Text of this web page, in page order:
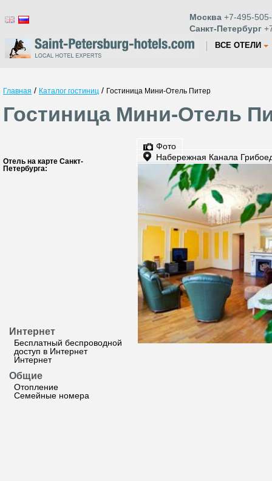
Москва +7-495-
Санкт-Петербург
ВСЕ ОТЕЛИ
Главная / Каталог гостиниц / Гостиница Мини-Отель Питер
Гостиница Мини-Отель
Отель на карте Санкт-
Петербурга:
Интернет
Бесплатный беспроводной
доступ в Интернет
Интернет
Общие
Отопление
Семейные номера
Фото
Набережная Канала